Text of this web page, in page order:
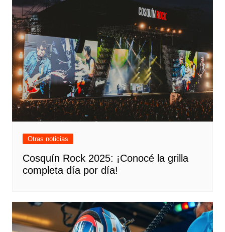
Otras noticias
Cosquín Rock 2025: ¡Conocé la grilla
completa día por día!